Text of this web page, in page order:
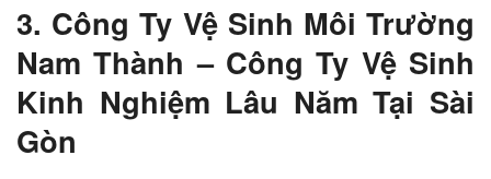
3. Công Ty Vệ Sinh Môi Trường
Nam Thành – Công Ty Vệ Sinh
Kinh Nghiệm Lâu Năm Tại Sài
Gòn